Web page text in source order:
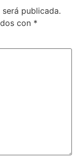
publicada.
con *